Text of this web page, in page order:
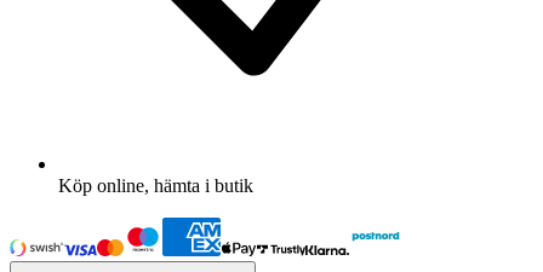
Köp online, hämta i butik